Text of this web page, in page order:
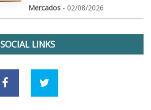
Mercados - 02/08/2026
SOCIAL LINKS